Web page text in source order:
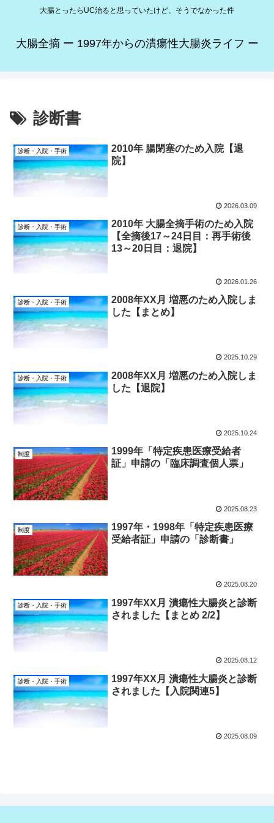
大腸とったらUC治ると思っていたけど、そうでなかった件
大腸全摘 ー 1997年からの潰瘍性大腸炎ライフ ー
診断書
診断・入院・手術
2010年 腸閉塞のため入院【退
院】
2026.03.09
診断・入院・手術
2010年 大腸全摘手術のため入院
【全摘後17～24日目：再手術後
13～20日目：退院】
2026.01.26
診断・入院・手術
2008年XX月 増悪のため入院しま
した【まとめ】
2025.10.29
診断・入院・手術
2008年XX月 増悪のため入院しま
した【退院】
2025.10.24
制度
1999年「特定疾患医療受給者
証」申請の「臨床調査個人票」
2025.08.23
制度
1997年・1998年「特定疾患医療
受給者証」申請の「診断書」
2025.08.20
診断・入院・手術
1997年XX月 潰瘍性大腸炎と診断
されました【まとめ 2/2】
2025.08.12
診断・入院・手術
1997年XX月 潰瘍性大腸炎と診断
されました【入院関連5】
2025.08.09